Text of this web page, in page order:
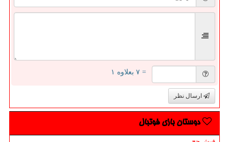
= ۷ بعلاوه ۱
ارسال نظر
دوستان بازی فوتبال